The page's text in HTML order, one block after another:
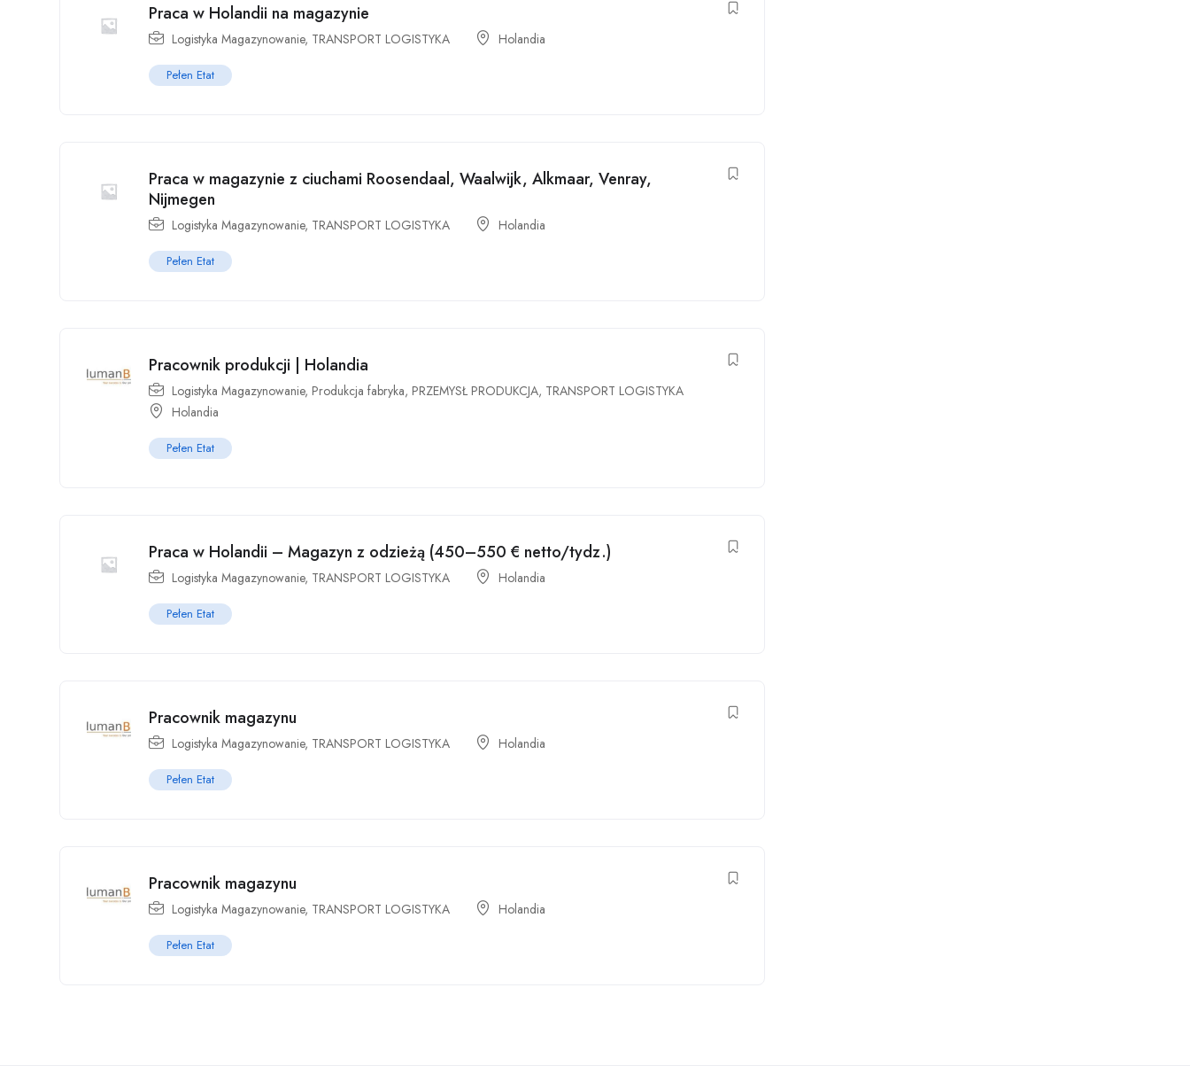
Praca w Holandii na magazynie
Logistyka Magazynowanie, TRANSPORT LOGISTYKA Holandia
Pełen Etat
Praca w magazynie z ciuchami Roosendaal, Waalwijk, Alkmaar, Venray,
Nijmegen
Logistyka Magazynowanie, TRANSPORT LOGISTYKA Holandia
Pełen Etat
Pracownik produkcji | Holandia
Logistyka Magazynowanie, Produkcja fabryka, PRZEMYSŁ PRODUKCJA, TRANSPORT LOGISTYKA
Holandia
Pełen Etat
Praca w Holandii – Magazyn z odzieżą (450–550 € netto/tydz.)
Logistyka Magazynowanie, TRANSPORT LOGISTYKA Holandia
Pełen Etat
Pracownik magazynu
Logistyka Magazynowanie, TRANSPORT LOGISTYKA Holandia
Pełen Etat
Pracownik magazynu
Logistyka Magazynowanie, TRANSPORT LOGISTYKA Holandia
Pełen Etat